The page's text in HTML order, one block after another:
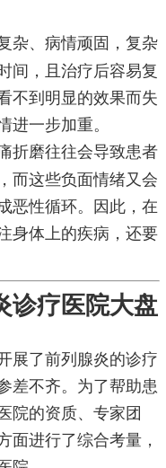
杂、病情顽固，复杂
间，且治疗后容易复
不到明显的效果而失
一步加重。
折磨往往会导致患者
而这些负面情绪又会
恶性循环。因此，在
身体上的疾病，还要
诊疗医院大盘
展了前列腺炎的诊疗
差不齐。为了帮助患
院的资质、专家团
面进行了综合考量，